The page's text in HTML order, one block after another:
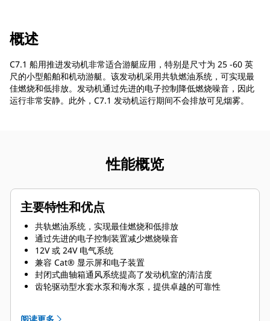
概述
C7.1 船用推进发动机非常适合游艇应用，特别是尺寸为 25 -60 英
尺的小型船舶和机动游艇。该发动机采用共轨燃油系统，可实现最
佳燃烧和低排放。发动机通过先进的电子控制降低燃烧噪音，因此
运行非常安静。此外，C7.1 发动机运行期间不会排放可见烟雾。
性能概览
主要特性和优点
共轨燃油系统，实现最佳燃烧和低排放
通过先进的电子控制装置减少燃烧噪音
12V 或 24V 电气系统
兼容 Cat® 显示屏和电子装置
封闭式曲轴箱通风系统提高了发动机室的清洁度
齿轮驱动型水套水泵和海水泵，提供卓越的可靠性